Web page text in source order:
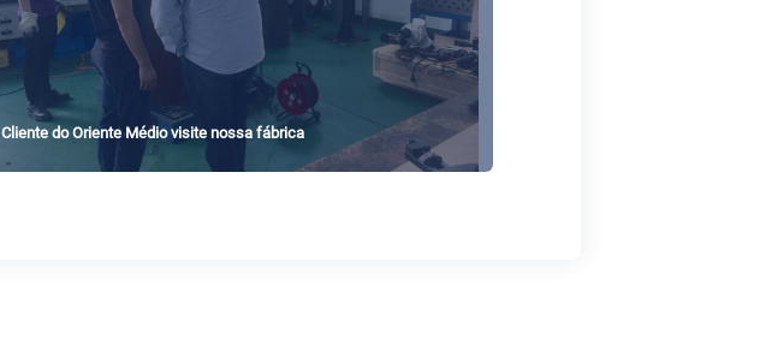
Cliente do Oriente Médio visite nossa fábrica